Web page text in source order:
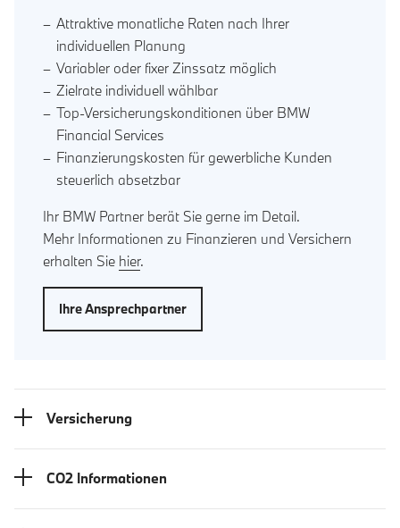
Attraktive monatliche Raten nach Ihrer
individuellen Planung
Variabler oder fixer Zinssatz möglich
Zielrate individuell wählbar
Top-Versicherungskonditionen über BMW
Financial Services
Finanzierungskosten für gewerbliche Kunden
steuerlich absetzbar
Ihr BMW Partner berät Sie gerne im Detail.
Mehr Informationen zu Finanzieren und Versichern
erhalten Sie hier.
Ihre Ansprechpartner
Versicherung
CO2 Informationen